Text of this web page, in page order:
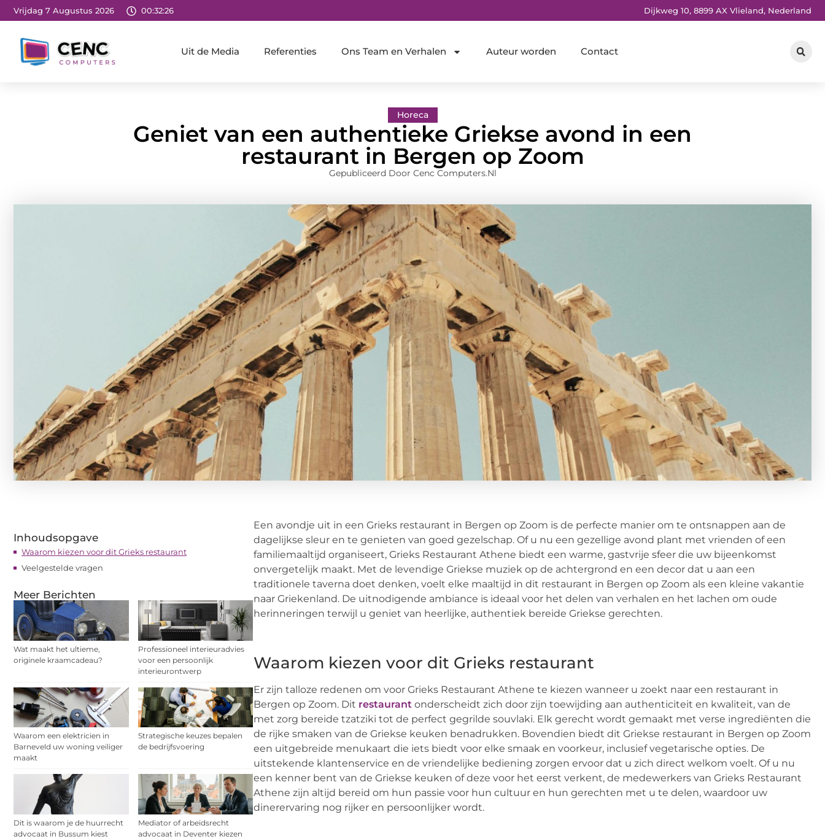
Vrijdag 7 Augustus 2026 00:32:27 Dijkweg 10, 8899 AX Vlieland, Nederland
Uit de Media Referenties Ons Team en Verhalen Auteur worden Contact
Horeca
Geniet van een authentieke Griekse avond in een
restaurant in Bergen op Zoom
Gepubliceerd Door Cenc Computers.nl
Inhoudsopgave
Waarom kiezen voor dit Grieks restaurant
Veelgestelde vragen
Meer Berichten
Wat maakt het ultieme,
originele kraamcadeau?
Professioneel interieuradvies
voor een persoonlijk
interieurontwerp
Waarom een elektricien in
Barneveld uw woning veiliger
maakt
Strategische keuzes bepalen
de bedrijfsvoering
Dit is waarom je de huurrecht
advocaat in Bussum kiest
Mediator of arbeidsrecht
advocaat in Deventer kiezen
Een avondje uit in een Grieks restaurant in Bergen op Zoom is de perfecte manier om te ontsnappen aan de
dagelijkse sleur en te genieten van goed gezelschap. Of u nu een gezellige avond plant met vrienden of een
familiemaaltijd organiseert, Grieks Restaurant Athene biedt een warme, gastvrije sfeer die uw bijeenkomst
onvergetelijk maakt. Met de levendige Griekse muziek op de achtergrond en een decor dat u aan een
traditionele taverna doet denken, voelt elke maaltijd in dit restaurant in Bergen op Zoom als een kleine vakantie
naar Griekenland. De uitnodigende ambiance is ideaal voor het delen van verhalen en het lachen om oude
herinneringen terwijl u geniet van heerlijke, authentiek bereide Griekse gerechten.
Waarom kiezen voor dit Grieks restaurant
Er zijn talloze redenen om voor Grieks Restaurant Athene te kiezen wanneer u zoekt naar een restaurant in
Bergen op Zoom. Dit restaurant onderscheidt zich door zijn toewijding aan authenticiteit en kwaliteit, van de
met zorg bereide tzatziki tot de perfect gegrilde souvlaki. Elk gerecht wordt gemaakt met verse ingrediënten die
de rijke smaken van de Griekse keuken benadrukken. Bovendien biedt dit Griekse restaurant in Bergen op Zoom
een uitgebreide menukaart die iets biedt voor elke smaak en voorkeur, inclusief vegetarische opties. De
uitstekende klantenservice en de vriendelijke bediening zorgen ervoor dat u zich direct welkom voelt. Of u nu
een kenner bent van de Griekse keuken of deze voor het eerst verkent, de medewerkers van Grieks Restaurant
Athene zijn altijd bereid om hun passie voor hun cultuur en hun gerechten met u te delen, waardoor uw
dinerervaring nog rijker en persoonlijker wordt.